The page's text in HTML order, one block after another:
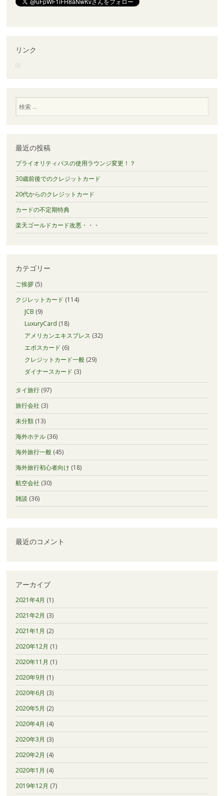
リンク
索
最近の投稿
プライオリティパスの使用ラウンジ変更！？
30歳前後でのクレジットカード
20代からのクレジットカード
カードの不定期特典
楽天ゴールドカード改悪・・・
カテゴリー
ご挨拶(5)
クジレットカード (114)
JCB (9)
LuxuryCard (18)
アメリカンエキスプレス (32)
エポスカード (6)
クレジットカード一般(29)
ダイナースカード (3)
タイ旅行(97)
旅行会社 (3)
未分類(13)
海外ホテル(36)
海外旅行一般(45)
海外旅行初心者向け (18)
航空会社 (30)
雑談 (36)
最近のコメント
アーカイブ
2021年4月 (1)
2021年2月 (3)
2021年1月 (2)
2020年12月 (1)
2020年11月 (1)
2020年9月 (1)
2020年6月 (3)
2020年5月 (2)
2020年4月 (4)
2020年3月 (3)
2020年2月 (4)
2020年1月 (4)
2019年12月 (7)